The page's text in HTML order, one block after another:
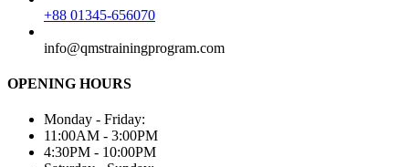
+88 01345-656070
info@qmstrainingprogram.com
OPENING HOURS
Monday - Friday:
11:00AM - 3:00PM
4:30PM - 10:00PM